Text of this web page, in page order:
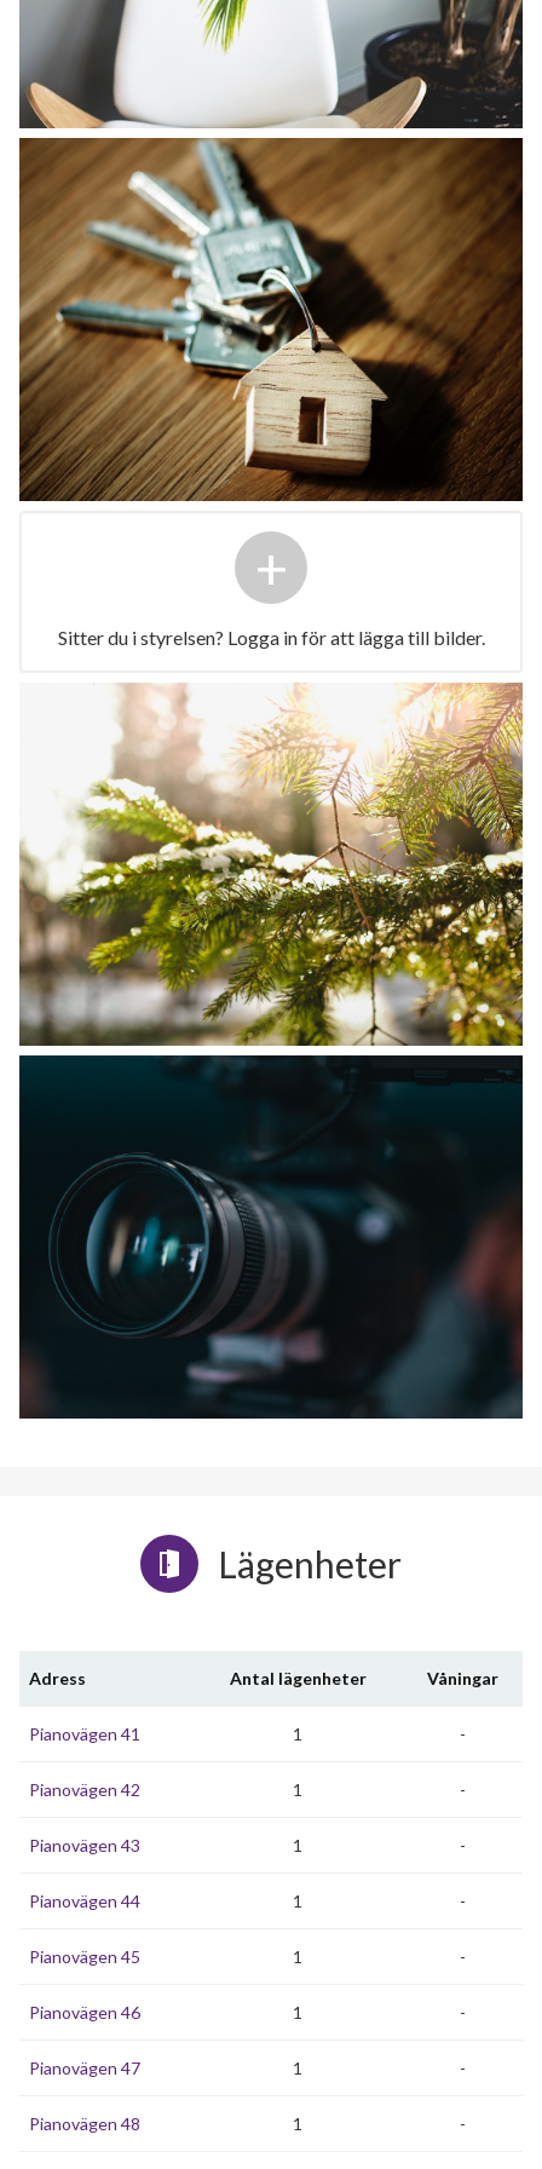
+
Sitter du i styrelsen? Logga in för att lägga till bilder.
Lägenheter
Adress Antal lägenheter Våningar
Pianovägen 41 1 -
Pianovägen 42 1 -
Pianovägen 43 1 -
Pianovägen 44 1 -
Pianovägen 45 1 -
Pianovägen 46 1 -
Pianovägen 47 1 -
Pianovägen 48 1 -